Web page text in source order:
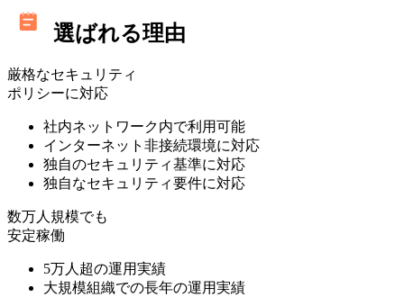
選ばれる理由
厳格なセキュリティ
ポリシーに対応
社内ネットワーク内で利用可能
インターネット非接続環境に対応
独自のセキュリティ基準に対応
独自なセキュリティ要件に対応
数万人規模でも
安定稼働
5万人超の運用実績
大規模組織での長年の運用実績